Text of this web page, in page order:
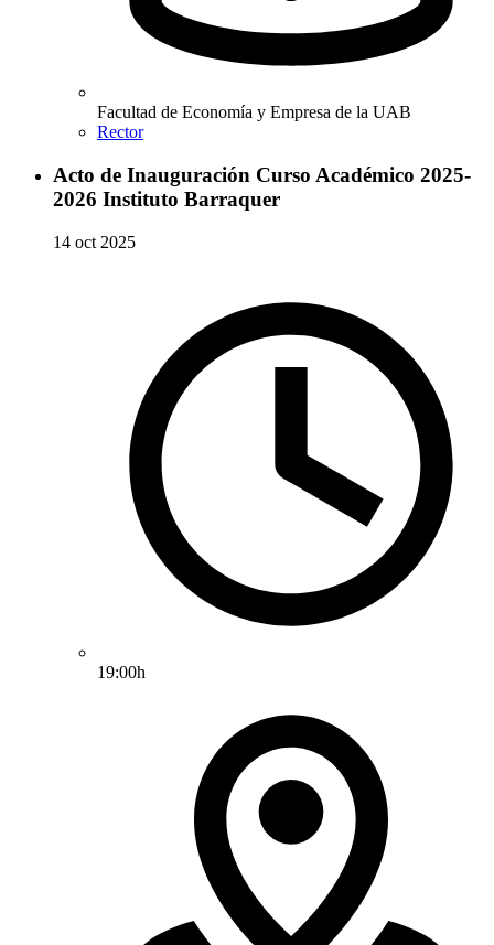
Facultad de Economía y Empresa de la UAB
Rector
Acto de Inauguración Curso Académico 2025-
2026 Instituto Barraquer
14 oct 2025
19:00h